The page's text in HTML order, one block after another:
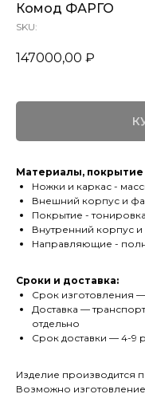
Комод ФАРГО
SKU:
147000,00 ₽
Материалы, покрытие
Ножки и каркас -
Внешний корпус и
Покрытие -
Внутренний корпус
Направляющие -
Сроки и доставка:
Срок изготовления
Доставка —
отдельно
Срок доставки — 4-9
Изделие производится
Возможно